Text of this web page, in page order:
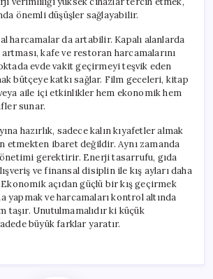
önemli düşüşler sağlayabilir.
harcamalar da artabilir. Kapalı alanlarda
kafe ve restoran harcamalarını
evde vakit geçirmeyi teşvik eden
bütçeye katkı sağlar. Film geceleri, kitap
veya aile içi etkinlikler hem ekonomik hem
sunar.
hazırlık, sadece kalın kıyafetler almak
etmekten ibaret değildir. Aynı zamanda
gerektirir. Enerji tasarrufu, gıda
ve finansal disiplin ile kış ayları daha
açıdan güçlü bir kış geçirmek
yapmak ve harcamaları kontrol altında
taşır. Unutulmamalıdır ki küçük
büyük farklar yaratır.